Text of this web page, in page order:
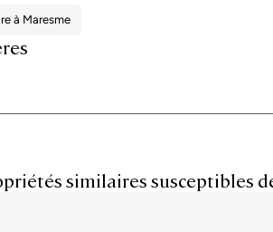
à Maresme
similaires susceptibles